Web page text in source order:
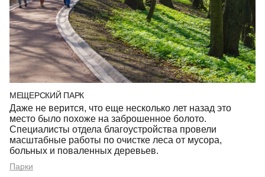
МЕЩЕРСКИЙ ПАРК
Даже не верится, что еще несколько лет назад это
место было похоже на заброшенное болото.
Специалисты отдела благоустройства провели
масштабные работы по очистке леса от мусора,
больных и поваленных деревьев.
Парки